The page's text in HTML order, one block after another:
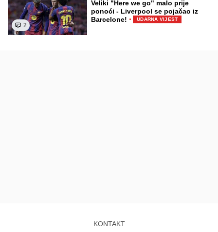
2
Veliki "Here we go" malo prije
ponoći - Liverpool se pojačao iz
Barcelone! · UDARNA VIJEST
KONTAKT